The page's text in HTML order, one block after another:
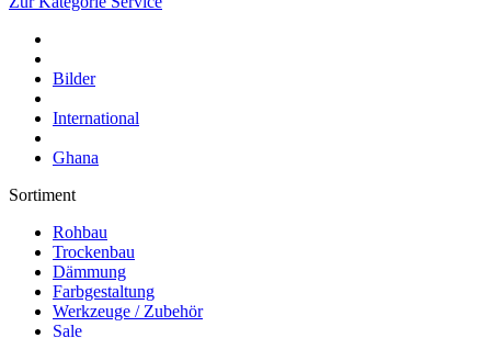
Bilder
International
Ghana
Sortiment
Rohbau
Trockenbau
Dämmung
Farbgestaltung
Werkzeuge / Zubehör
Sale